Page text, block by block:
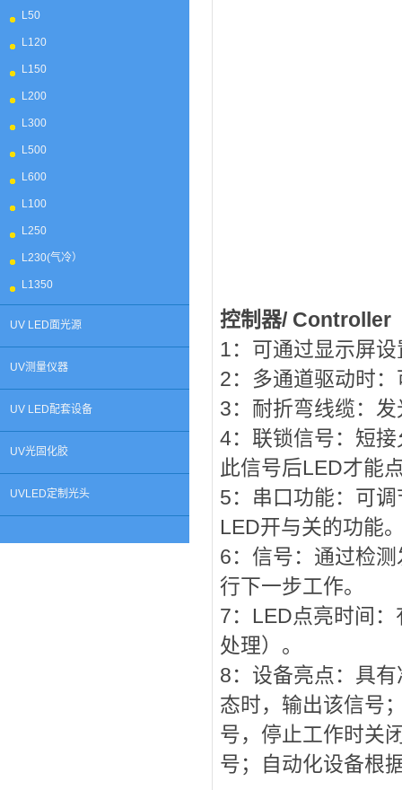
L50
L120
L150
L200
L300
L500
L600
L100
L250
L230(气冷）
L1350
UV LED面光源
UV测量仪器
UV LED配套设备
UV光固化胶
UVLED定制光头
控制器/ Controller
1：可通过显示屏
2：多通道驱动时
3：耐折弯线缆：
4：联锁信号：短
此信号后LED才能
5：串口功能：可
LED开与关的功能
6：信号：通过检
行下一步工作。
7：LED点亮时间
处理）。
8：设备亮点：具
态时，输出该信号
号，停止工作时关
号；自动化设备根